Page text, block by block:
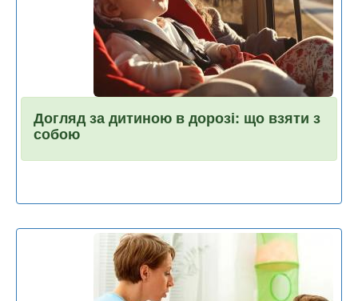
Догляд за дитиною в дорозі: що взяти з
собою